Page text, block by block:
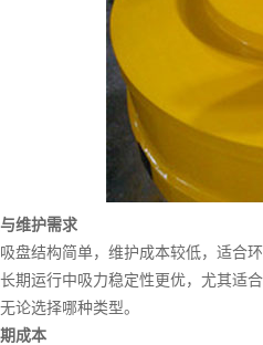
维护需求
结构简单，维护成本较低，适合环
期运行中吸力稳定性更优，尤其适
论选择哪种类型。
成本